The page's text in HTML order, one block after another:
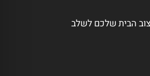
הבית שלכם לשלב